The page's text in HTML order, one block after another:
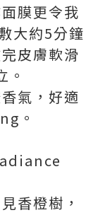
膜更令我
大約5分鐘
皮膚軟滑
。
氣，好適
。
香橙樹，